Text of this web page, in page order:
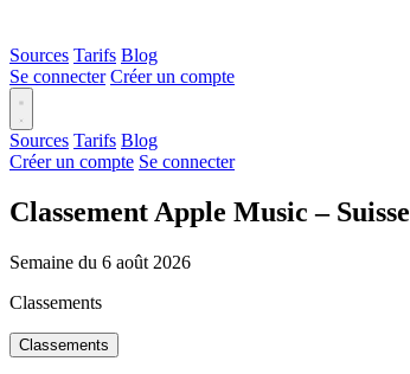
Sources Tarifs Blog
Se connecter Créer un compte
Sources Tarifs Blog
Créer un compte Se connecter
Classement Apple Music – Suisse
Semaine du 6 août 2026
Classements
Classements